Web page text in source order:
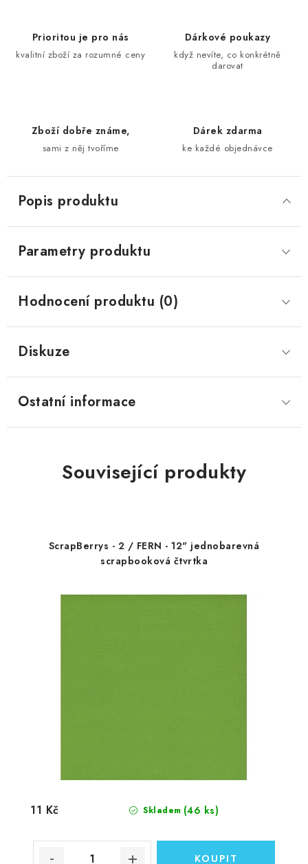
Prioritou je pro nás
kvalitní zboží za rozumné ceny
Dárkové poukazy
když nevíte, co konkrétně
darovat
Zboží dobře známe,
sami z něj tvoříme
Dárek zdarma
ke každé objednávce
Popis produktu
Parametry produktu
Hodnocení produktu (0)
Diskuze
Ostatní informace
Související produkty
ScrapBerrys - 2 / FERN - 12" jednobarevná
scrapbooková čtvrtka
Skladem (46 ks)
11 Kč